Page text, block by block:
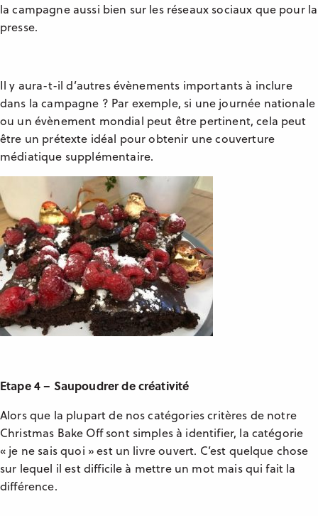
la campagne aussi bien sur les réseaux sociaux que pour la
presse.
Il y aura-t-il d’autres évènements importants à inclure
dans la campagne ? Par exemple, si une journée nationale
ou un évènement mondial peut être pertinent, cela peut
être un prétexte idéal pour obtenir une couverture
médiatique supplémentaire.
Etape 4 – Saupoudrer de créativité
Alors que la plupart de nos catégories critères de notre
Christmas Bake Off sont simples à identifier, la catégorie
« je ne sais quoi » est un livre ouvert. C’est quelque chose
sur lequel il est difficile à mettre un mot mais qui fait la
différence.